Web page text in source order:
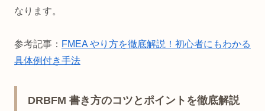
なります。
参考記事： FMEA やり方を徹底解説！初心者にもわかる
具体例付き手法
DRBFM 書き方のコツとポイントを徹底解説